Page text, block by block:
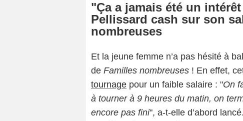
"Ça a jamais été un
Pellissard cash sur son
nombreuses
Et la jeune femme n’a pas hésité à
de Familles nombreuses ! En effet,
tournage pour un faible salaire : "On
à tourner à 9 heures du matin, on
encore pas fini", a-t-elle d’abord